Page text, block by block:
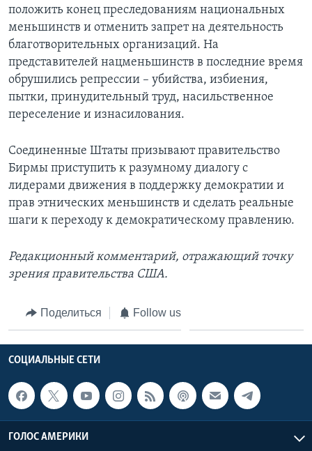
положить конец преследованиям национальных
меньшинств и отменить запрет на деятельность
благотворительных организаций. На
представителей нацменьшинств в последние время
обрушились репрессии – убийства, избиения,
пытки, принудительный труд, насильственное
переселение и изнасилования.
Соединенные Штаты призывают правительство
Бирмы приступить к разумному диалогу с
лидерами движения в поддержку демократии и
прав этнических меньшинств и сделать реальные
шаги к переходу к демократическому правлению.
Редакционный комментарий, отражающий точку
зрения правительства США.
Поделиться Follow us
СОЦИАЛЬНЫЕ СЕТИ
ГОЛОС АМЕРИКИ